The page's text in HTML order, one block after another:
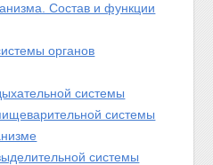
Состав и функции
органов
системы
системы
системы